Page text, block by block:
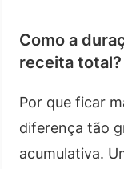
Como a
receita total?
Por que ficar
diferença tão
acumulativa.